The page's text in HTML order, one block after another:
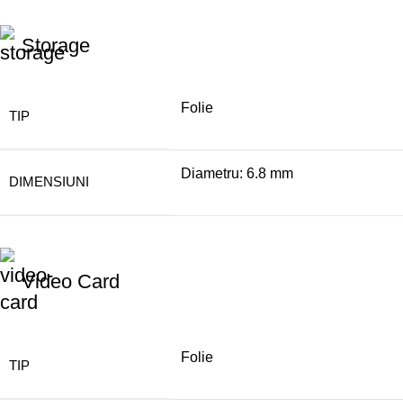
Storage
TIP
Folie
DIMENSIUNI
Diametru: 6.8 mm
Video Card
TIP
Folie